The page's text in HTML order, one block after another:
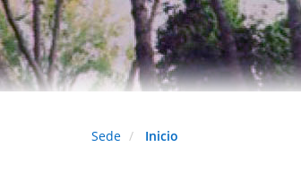
Sede Inicio